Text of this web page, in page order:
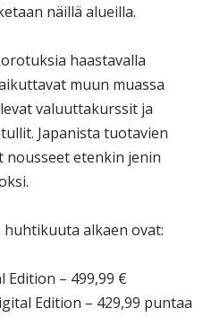
näillä alueilla.
haastavalla
muun muassa
valuuttakurssit ja
Japanista tuotavien
etenkin jenin
alkaen ovat:
Edition – 499,99 €
Edition – 429,99 puntaa